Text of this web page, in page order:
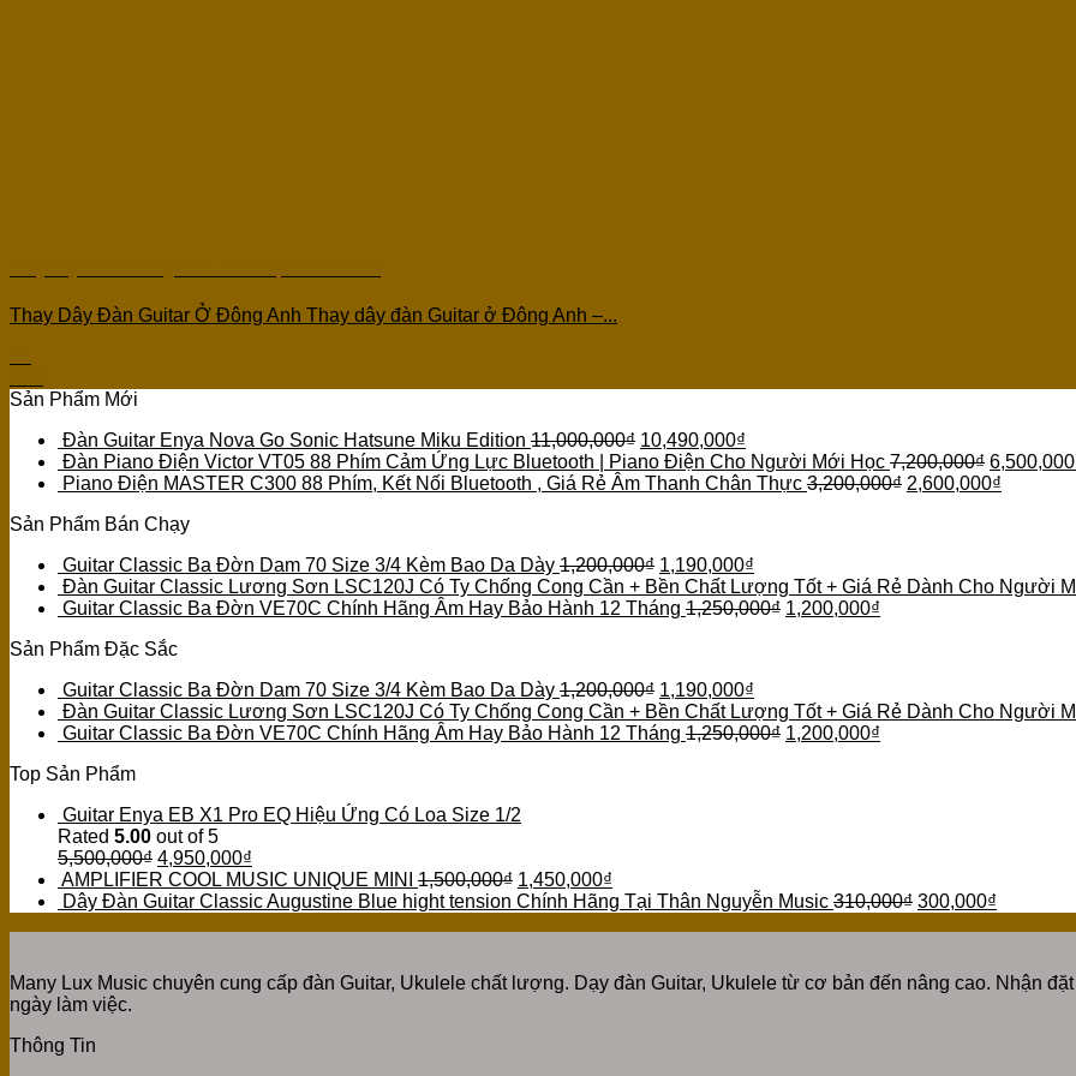
Thay Dây Đàn Guitar Ở Đông Anh Thay dây đàn Guitar ở Đông Anh –...
Sản Phẩm Mới
Đàn Guitar Enya Nova Go Sonic Hatsune Miku Edition 11,000,000₫ 10,490,000₫
Đàn Piano Điện Victor VT05 88 Phím Cảm Ứng Lực Bluetooth | Piano Điện Cho Người Mới Học 7,200,000₫ 6,500,000
Piano Điện MASTER C300 88 Phím, Kết Nối Bluetooth , Giá Rẻ Âm Thanh Chân Thực 3,200,000₫ 2,600,000₫
Sản Phẩm Bán Chạy
Guitar Classic Ba Đờn Dam 70 Size 3/4 Kèm Bao Da Dày 1,200,000₫ 1,190,000₫
Đàn Guitar Classic Lương Sơn LSC120J Có Ty Chống Cong Cần + Bền Chất Lượng Tốt + Giá Rẻ Dành Cho Người
Guitar Classic Ba Đờn VE70C Chính Hãng Âm Hay Bảo Hành 12 Tháng 1,250,000₫ 1,200,000₫
Sản Phẩm Đặc Sắc
Guitar Classic Ba Đờn Dam 70 Size 3/4 Kèm Bao Da Dày 1,200,000₫ 1,190,000₫
Đàn Guitar Classic Lương Sơn LSC120J Có Ty Chống Cong Cần + Bền Chất Lượng Tốt + Giá Rẻ Dành Cho Người
Guitar Classic Ba Đờn VE70C Chính Hãng Âm Hay Bảo Hành 12 Tháng 1,250,000₫ 1,200,000₫
Top Sản Phẩm
Guitar Enya EB X1 Pro EQ Hiệu Ứng Có Loa Size 1/2
Rated 5.00 out of 5
5,500,000₫ 4,950,000₫
AMPLIFIER COOL MUSIC UNIQUE MINI
1,500,000₫ 1,450,000₫
Dây Đàn Guitar Classic Augustine Blue hight tension Chính Hãng Tại Thân Nguyễn Music 310,000₫ 300,000₫
Many Lux Music chuyên cung cấp đàn Guitar, Ukulele chất lượng. Dạy đàn Guitar, Ukulele từ cơ bản đến nâng cao. Nhận
ngày làm việc.
Thông Tin